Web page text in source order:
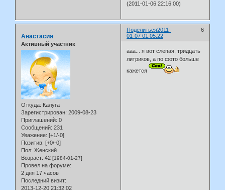
(2011-01-06 22:16:00)
Поделиться 6
2011-
01-07 01:05:22
Анастасия
Активный участник
Откуда: Калуга
Зарегистрирован: 2009-08-23
Приглашений: 0
Сообщений: 231
Уважение: [+1/-0]
Позитив: [+0/-0]
Пол: Женский
Возраст: 42 [1984-01-27]
Провел на форуме:
2 дня 17 часов
Последний визит:
2013-12-20 21:32:02
ааа... я вот слепая, тридцать
литриков, а по фото больше
кажется